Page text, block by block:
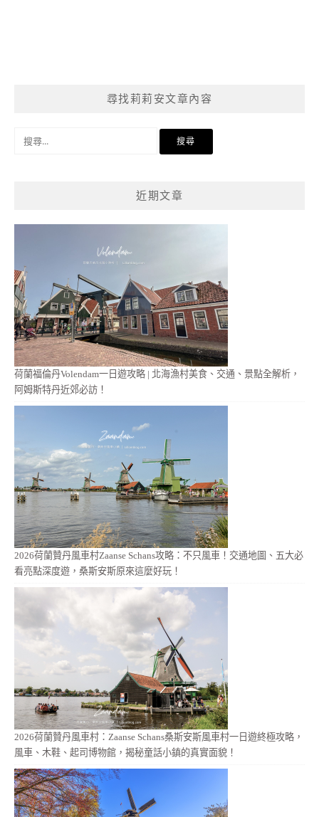
尋找莉莉安文章內容
近期文章
荷蘭福倫丹Volendam一日遊攻略 | 北海漁村美食、交通、景點全解析，
阿姆斯特丹近郊必訪！
2026荷蘭贊丹風車村Zaanse Schans攻略：不只風車！交通地圖、五大必
看亮點深度遊，桑斯安斯原來這麼好玩！
2026荷蘭贊丹風車村：Zaanse Schans桑斯安斯風車村一日遊終極攻略，
風車、木鞋、起司博物館，揭秘童話小鎮的真實面貌！